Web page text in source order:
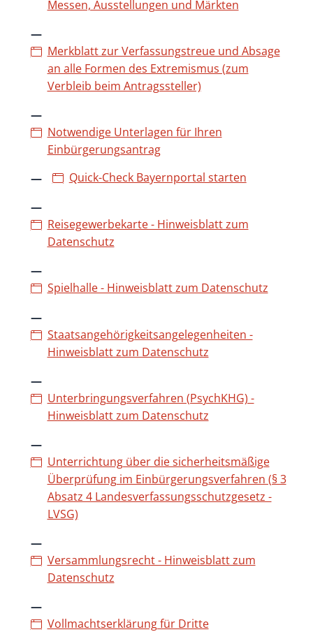
Messen, Ausstellungen und Märkten
Merkblatt zur Verfassungstreue und Absage
an alle Formen des Extremismus (zum
Verbleib beim Antragssteller)
Notwendige Unterlagen für Ihren
Einbürgerungsantrag
Quick-Check Bayernportal starten
Reisegewerbekarte - Hinweisblatt zum
Datenschutz
Spielhalle - Hinweisblatt zum Datenschutz
Staatsangehörigkeitsangelegenheiten -
Hinweisblatt zum Datenschutz
Unterbringungsverfahren (PsychKHG) -
Hinweisblatt zum Datenschutz
Unterrichtung über die sicherheitsmäßige
Überprüfung im Einbürgerungsverfahren (§ 3
Absatz 4 Landesverfassungsschutzgesetz -
LVSG)
Versammlungsrecht - Hinweisblatt zum
Datenschutz
Vollmachtserklärung für Dritte